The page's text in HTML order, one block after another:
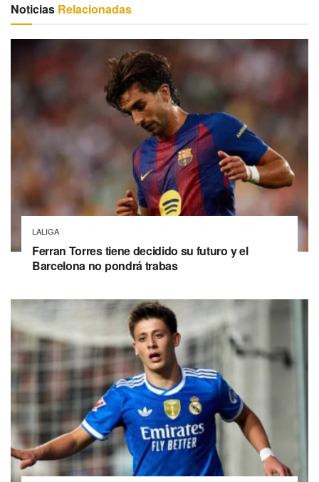
Noticias Relacionadas
LALIGA
Ferran Torres tiene decidido su futuro y el
Barcelona no pondrá trabas